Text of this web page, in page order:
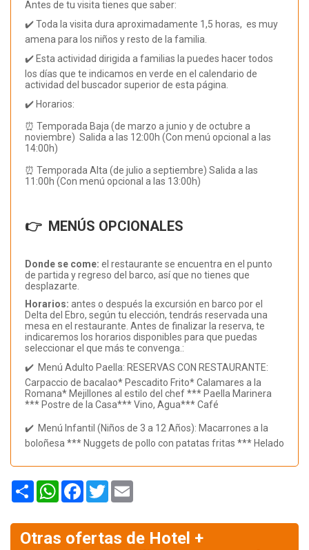
Antes de tu visita tienes que saber:
✔️ Toda la visita dura aproximadamente 1,5 horas, es muy
amena para los niños y resto de la familia.
✔️ Esta actividad dirigida a familias la puedes hacer todos
los días que te indicamos en verde en el calendario de
actividad del buscador superior de esta página.
✔️ Horarios:
⏰ Temporada Baja (de marzo a junio y de octubre a
noviembre) Salida a las 12:00h (Con menú opcional a las
14:00h)
⏰ Temporada Alta (de julio a septiembre) Salida a las
11:00h (Con menú opcional a las 13:00h)
👉 MENÚS OPCIONALES
Donde se come: el restaurante se encuentra en el punto
de partida y regreso del barco, así que no tienes que
desplazarte.
Horarios: antes o después la excursión en barco por el
Delta del Ebro, según tu elección, tendrás reservada una
mesa en el restaurante. Antes de finalizar la reserva, te
indicaremos los horarios disponibles para que puedas
seleccionar el que más te convenga.:
✔️ Menú Adulto Paella: RESERVAS CON RESTAURANTE:
Carpaccio de bacalao* Pescadito Frito* Calamares a la
Romana* Mejillones al estilo del chef *** Paella Marinera
*** Postre de la Casa*** Vino, Agua*** Café
✔️ Menú Infantil (Niños de 3 a 12 Años): Macarrones a la
boloñesa *** Nuggets de pollo con patatas fritas *** Helado
Share WhatsAppFacebook
Twitter
Otras ofertas de Hotel +